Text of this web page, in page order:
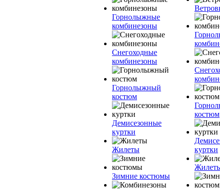
Горнолыжные
комбинезоны
Снегоходные
комбинезоны
Горнолыжный
костюм
Демисезонные
куртки
Жилеты
Зимние костюмы
костюм
куртки